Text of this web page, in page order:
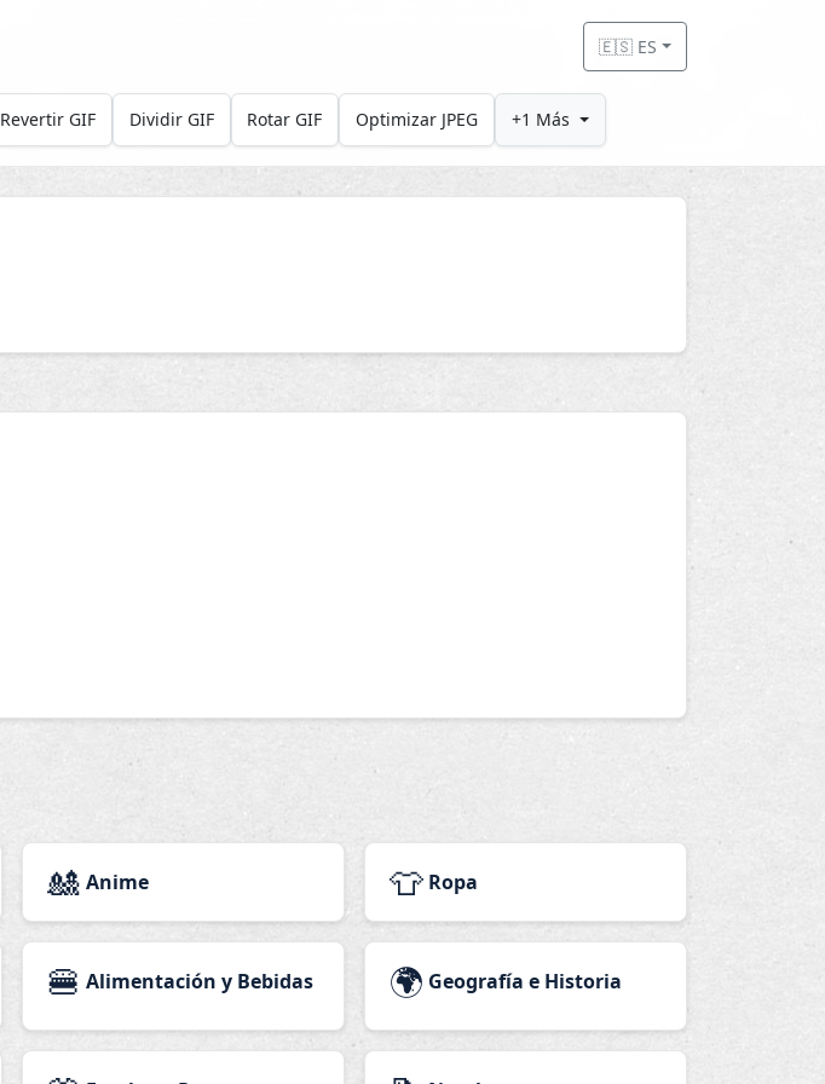
🇪🇸 ES
Revertir GIF Dividir GIF Rotar GIF Optimizar JPEG +1 Más
🎎 Anime 👕 Ropa
🍔 Alimentación y Bebidas 🌍 Geografía e Historia